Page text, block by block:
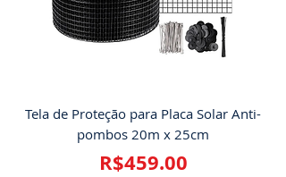
Tela de Proteção para Placa Solar Anti-
pombos 20m x 25cm
Price
R$459.00